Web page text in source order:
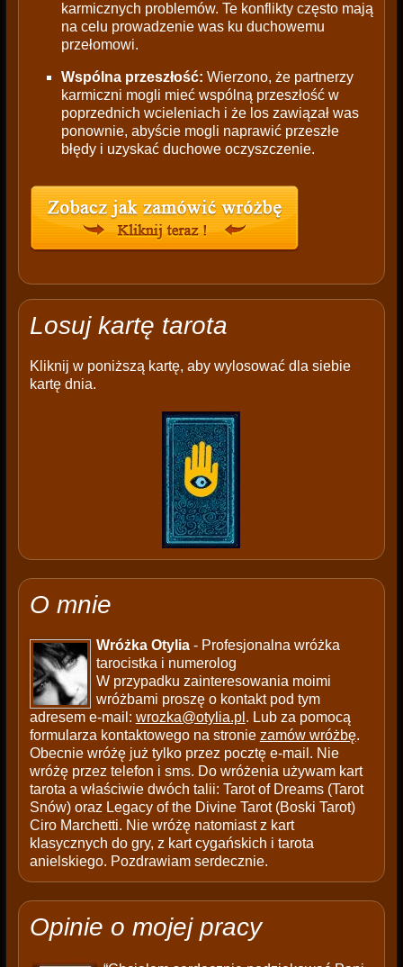
karmicznych problemów. Te konflikty często mają
na celu prowadzenie was ku duchowemu
przełomowi.
Wspólna przeszłość: Wierzono, że partnerzy
karmiczni mogli mieć wspólną przeszłość w
poprzednich wcieleniach i że los zawiązał was
ponownie, abyście mogli naprawić przeszłe
błędy i uzyskać duchowe oczyszczenie.
Losuj kartę tarota
Kliknij w poniższą kartę, aby wylosować dla siebie
kartę dnia.
O mnie
Wróżka Otylia- Profesjonalna wróżka
tarocistka i numerolog
W przypadku zainteresowania moimi
wróżbami proszę o kontakt pod tym
adresem e-mail: wrozka@otylia.pl . Lub za pomocą
formularza kontaktowego na stronie zamów wróżbę.
Obecnie wróżę już tylko przez pocztę e-mail. Nie
wróżę przez telefon i sms. Do wróżenia używam kart
tarota a właściwie dwóch talii: Tarot of Dreams (Tarot
Snów) oraz Legacy of the Divine Tarot (Boski Tarot)
Ciro Marchetti. Nie wróżę natomiast z kart
klasycznych do gry, z kart cygańskich i tarota
anielskiego. Pozdrawiam serdecznie.
Opinie o mojej pracy